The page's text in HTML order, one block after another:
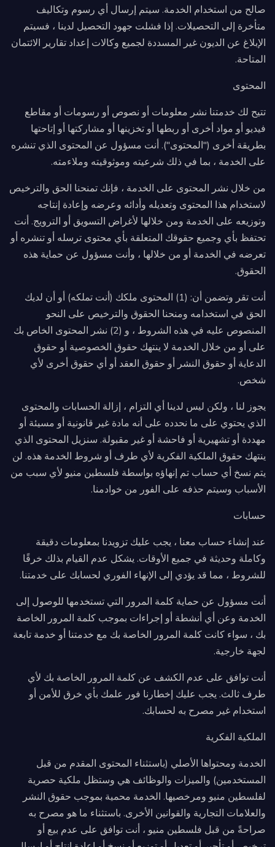
صالح من استخدام الخدمة. سيتم إرسال أي رسوم وتكاليف
متأخرة إلى التحصيلات. إذا فشلت جهود التحصيل لدينا ، فسيتم
الإبلاغ عن الديون غير المسددة لجميع وكالات إعداد تقارير الائتمان
المتاحة.
المحتوى
تتيح لك خدمتنا نشر معلومات أو نصوص أو رسومات أو مقاطع
فيديو أو مواد أخرى أو ربطها أو تخزينها أو مشاركتها أو إتاحتها
بطريقة أخرى ("المحتوى"). أنت مسؤول عن المحتوى الذي تنشره
على الخدمة ، بما في ذلك شرعيته وموثوقيته وملاءمته.
من خلال نشر المحتوى على الخدمة ، فإنك تمنحنا الحق والترخيص
لاستخدام هذا المحتوى وتعديله وأدائه وعرضه وإعادة إنتاجه
وتوزيعه على الخدمة ومن خلالها لأغراض التسويق أو الترويج. أنت
تحتفظ بأي وجميع حقوقك المتعلقة بأي محتوى ترسله أو تنشره أو
تعرضه في الخدمة أو من خلالها ، وأنت مسؤول عن حماية هذه
الحقوق.
أنت تقر وتضمن أن: (1) المحتوى ملكك (أنت تملكه) أو أن لديك
الحق في استخدامه ومنحنا الحقوق والترخيص على النحو
المنصوص عليه في هذه الشروط ، و (2) نشر المحتوى الخاص بك
على أو من خلال الخدمة لا ينتهك حقوق الخصوصية أو حقوق
الدعاية أو حقوق النشر أو حقوق العقد أو أي حقوق أخرى لأي
شخص.
يجوز لنا ، ولكن ليس لدينا أي التزام ، إزالة الحسابات والمحتوى
الذي يحتوي على ما نحدده على أنه مادة غير قانونية أو مسيئة أو
مهددة أو تشهيرية أو فاحشة أو غير مقبولة. سنزيل المحتوى الذي
ينتهك حقوق الملكية الفكرية لأي طرف أو شروط الخدمة هذه. لن
يتم نسخ أي حساب تم إنهاؤه بواسطة فلسطين منيو لأي سبب من
الأسباب وسيتم حذفه على الفور من خوادمنا.
حسابات
عند إنشاء حساب معنا ، يجب عليك تزويدنا بمعلومات دقيقة
وكاملة وحديثة في جميع الأوقات. يشكل عدم القيام بذلك خرقًا
للشروط ، مما قد يؤدي إلى الإنهاء الفوري لحسابك على خدمتنا.
أنت مسؤول عن حماية كلمة المرور التي تستخدمها للوصول إلى
الخدمة وعن أي أنشطة أو إجراءات بموجب كلمة المرور الخاصة
بك ، سواء كانت كلمة المرور الخاصة بك مع خدمتنا أو خدمة تابعة
لجهة خارجية.
أنت توافق على عدم الكشف عن كلمة المرور الخاصة بك لأي
طرف ثالث. يجب عليك إخطارنا فور علمك بأي خرق للأمن أو
استخدام غير مصرح به لحسابك.
الملكية الفكرية
الخدمة ومحتواها الأصلي (باستثناء المحتوى المقدم من قبل
المستخدمين) والميزات والوظائف هي وستظل ملكية حصرية
لفلسطين منيو ومرخصيها. الخدمة محمية بموجب حقوق النشر
والعلامات التجارية والقوانين الأخرى. باستثناء ما هو مصرح به
صراحةً من قبل فلسطين منيو ، أنت توافق على عدم بيع أو